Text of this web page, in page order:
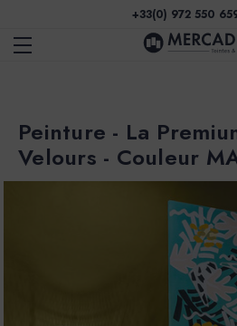
+33(0) 972 550
Peinture - La
Velours - Couleur